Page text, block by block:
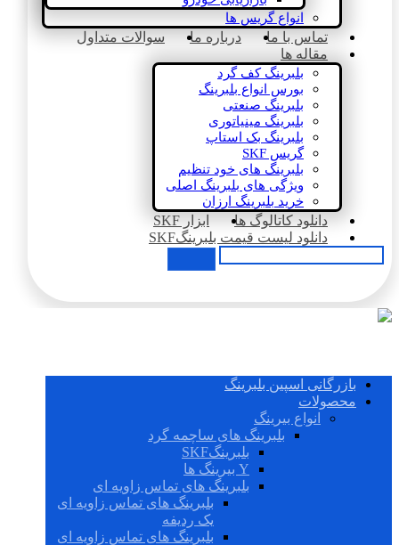
انواع گریس ها
تماس با ما درباره ما
سوالات متداول
مقاله ها
بلبرینگ کف گرد
بورس انواع بلبرینگ
بلبرینگ صنعتی
بلبرینگ مینیاتوری
بلبرینگ بک استاپ
گریس SKF
بلبرینگ های خود تنظیم
ویژگی های بلبرینگ اصلی
خرید بلبرینگ ارزان
دانلود کاتالوگ ها
ابزار SKF
دانلود لیست قیمت بلبرینگSKF
بازرگانی اسپین بلبرینگ
محصولات
انواع بیرینگ
بلبرینگ های ساچمه گرد
بلبرینگSKF
Y بیرینگ ها
بلبرینگ های تماس زاویه ای
بلبرینگ های تماس زاویه ای
یک ردیفه
بلبرینگ های تماس زاویه ای